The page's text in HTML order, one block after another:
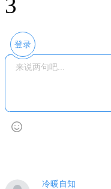
登录
冷暖自知